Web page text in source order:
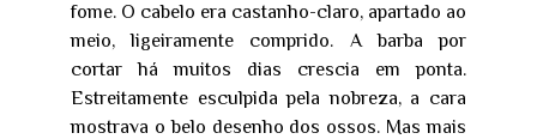
fome. O cabelo era castanho-claro, apartado ao
meio, ligeiramente comprido. A barba por
cortar há muitos dias crescia em ponta.
Estreitamente esculpida pela nobreza, a cara
mostrava o belo desenho dos ossos. Mas mais